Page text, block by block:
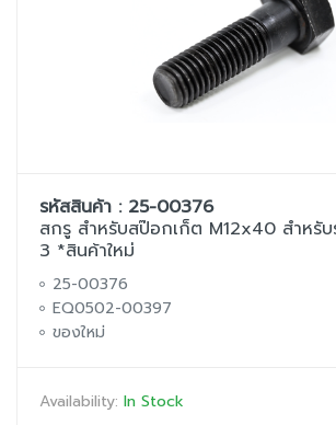
รหัสสินค้า : 25-00376
สกรู สำหรับสป๊อกเก็ต M12x40 สำหรั
3 *สินค้าใหม่
25-00376
EQ0502-00397
ของใหม่
Availability: In Stock